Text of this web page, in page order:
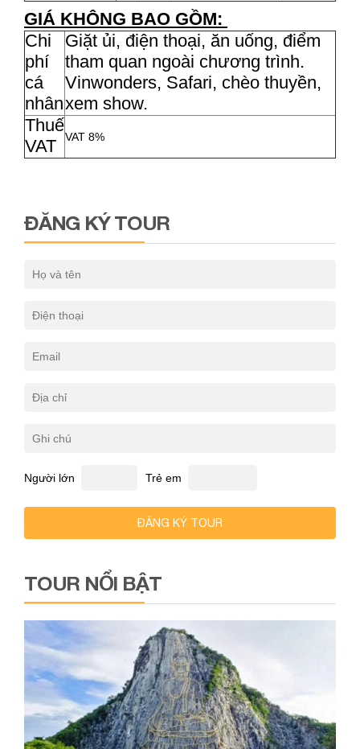
GIÁ KHÔNG BAO GỒM:
Chi
phí
cá
nhân
Giặt ủi, điện thoại, ăn uống, điểm
tham quan ngoài chương trình.
Vinwonders, Safari, chèo thuyền,
xem show.
Thuế
VAT
VAT 8%
ĐĂNG KÝ TOUR
Người lớn Trẻ em
ĐĂNG KÝ TOUR
TOUR NỔI BẬT